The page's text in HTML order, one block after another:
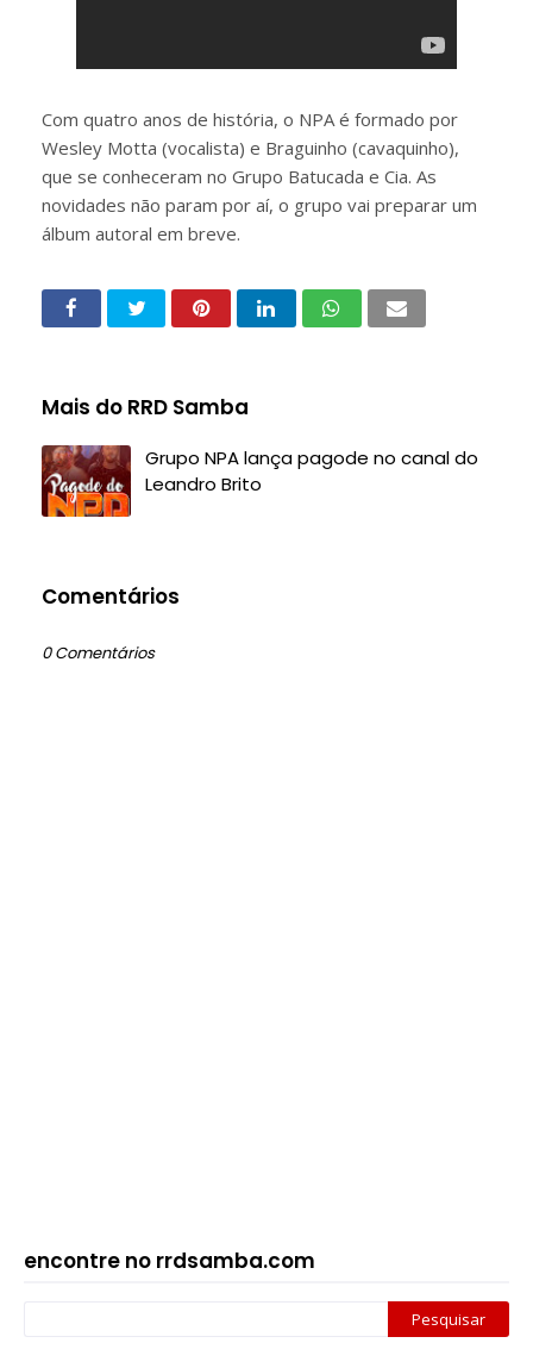
Com quatro anos de história, o NPA é formado por
Wesley Motta (vocalista) e Braguinho (cavaquinho),
que se conheceram no Grupo Batucada e Cia. As
novidades não param por aí, o grupo vai preparar um
álbum autoral em breve.
Mais do RRD Samba
Grupo NPA lança pagode no canal do
Leandro Brito
Comentários
0 Comentários
encontre no rrdsamba.com